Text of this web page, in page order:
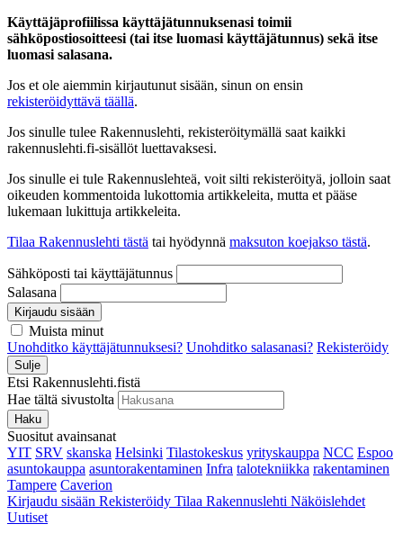
Käyttäjäprofiilissa käyttäjätunnuksenasi toimii
sähköpostiosoitteesi (tai itse luomasi käyttäjätunnus) sekä itse
luomasi salasana.
Jos et ole aiemmin kirjautunut sisään, sinun on ensin
rekisteröidyttävä täällä.
Jos sinulle tulee Rakennuslehti, rekisteröitymällä saat kaikki
rakennuslehti.fi-sisällöt luettavaksesi.
Jos sinulle ei tule Rakennuslehteä, voit silti rekisteröityä, jolloin saat
oikeuden kommentoida lukottomia artikkeleita, mutta et pääse
lukemaan lukittuja artikkeleita.
Tilaa Rakennuslehti tästä tai hyödynnä maksuton koejakso tästä.
Sähköposti tai käyttäjätunnus
Salasana
Kirjaudu sisään
Muista minut
Unohditko käyttäjätunnuksesi? Unohditko salasanasi? Rekisteröidy
Sulje
Etsi Rakennuslehti.fistä
Hae tältä sivustolta
Haku
Suositut avainsanat
YIT SRV skanska Helsinki Tilastokeskus yrityskauppa NCC Espoo
asuntokauppa asuntorakentaminen Infra talotekniikka rakentaminen
Tampere Caverion
Kirjaudu sisään Rekisteröidy Tilaa Rakennuslehti Näköislehdet
Uutiset